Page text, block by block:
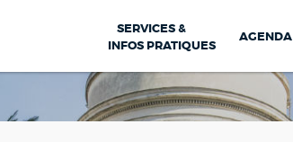
SERVICES &
INFOS PRATIQUES
AGENDA